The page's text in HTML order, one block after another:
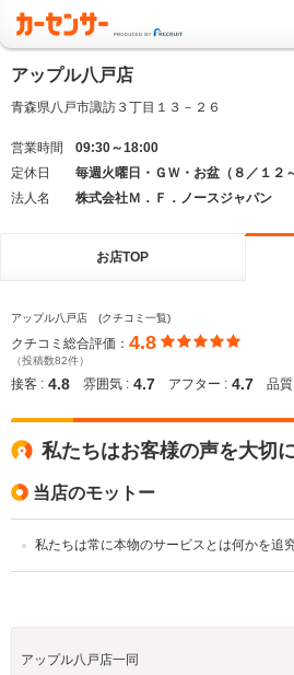
アップル八戸店
青森県八戸市諏訪３丁目１３－２６
営業時間
09:30～18:00
定休日
毎週火曜日・ＧＷ・お盆（８／１２
法人名
株式会社Ｍ．Ｆ．ノースジャパン
お店TOP
アップル八戸店 (クチコミ一覧)
クチコミ総合評価： 4.8
（投稿数82件）
接客 : 4.8 雰囲気 : 4.7 アフター : 4.7 品
私たちはお客様の声を大切
当店のモットー
私たちは常に本物のサービスとは何かを追
アップル八戸店一同